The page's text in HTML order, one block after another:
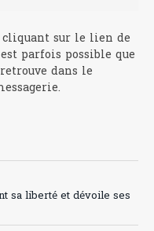
sur le lien de
parfois possible que
dans le
sa liberté et dévoile ses